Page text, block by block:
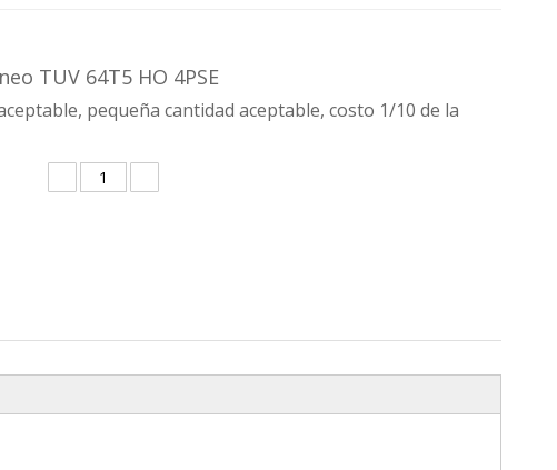
TUV 64T5 HO 4PSE
pequeña cantidad aceptable, costo 1/10 de la